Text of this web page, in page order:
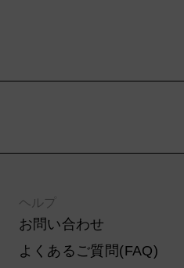
ヘルプ
お問い合わせ
よくあるご質問(FAQ)